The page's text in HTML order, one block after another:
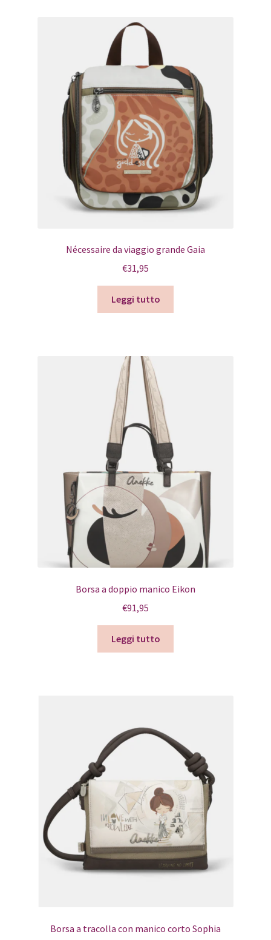
Nécessaire da viaggio grande Gaia
€31,95
Leggi tutto
Borsa a doppio manico Eikon
€91,95
Leggi tutto
Borsa a tracolla con manico corto Sophia